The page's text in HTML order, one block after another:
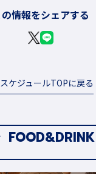
の情報をシェアする
スケジュールTOPに戻る
FOOD&DRINK